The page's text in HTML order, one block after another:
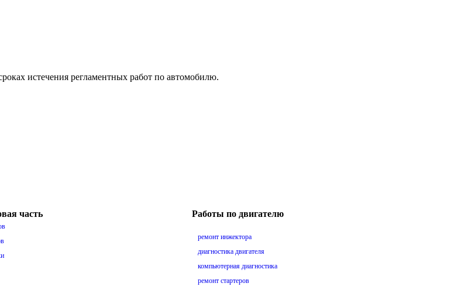
истечения регламентных работ по автомобилю.
часть Работы по двигателю
ремонт инжектора
диагностика двигателя
компьютерная диагностика
ремонт стартеров